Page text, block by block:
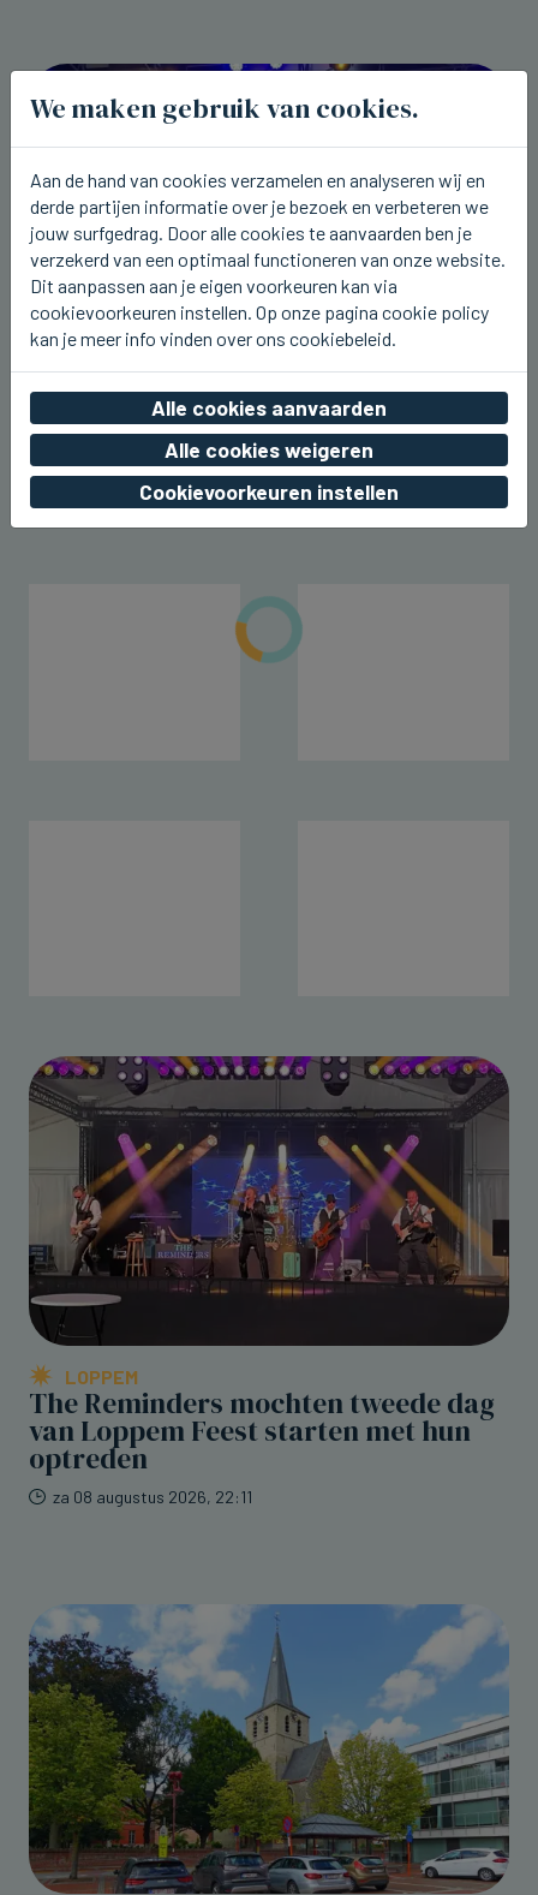
Vonken en Vuur op tweede dag van
Ceciliafeeste in Ichtegem
za 08 augustus 2026, 22:39
LOPPEM
The Reminders mochten tweede dag
van Loppem Feest starten met hun
optreden
za 08 augustus 2026, 22:11
We maken gebruik van cookies.
Aan de hand van cookies verzamelen en analyseren wij en
derde partijen informatie over je bezoek en verbeteren we
jouw surfgedrag. Door alle cookies te aanvaarden ben je
verzekerd van een optimaal functioneren van onze website.
Dit aanpassen aan je eigen voorkeuren kan via
cookievoorkeuren instellen. Op onze pagina cookie policy
kan je meer info vinden over ons cookiebeleid.
Alle cookies aanvaarden
Alle cookies weigeren
Cookievoorkeuren instellen